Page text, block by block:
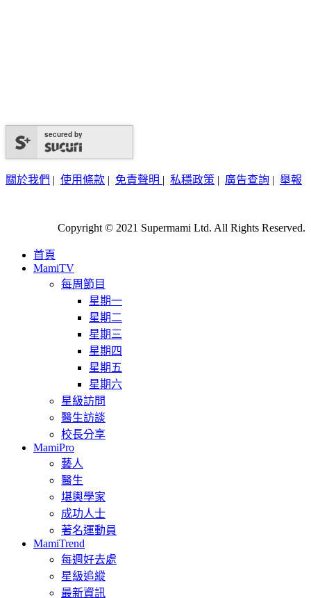
secured by
關於我們 | 使用條款 | 免責聲明 | 私穩政策 | 廣告查詢 | 舉報
Copyright © 2021 Supermami Ltd. All Rights Reserved.
首頁
MamiTV
每周節目
星期一
星期二
星期三
星期四
星期五
星期六
星級訪問
醫生訪談
校長分享
MamiPro
藝人
醫生
堪輿學家
成功人士
著名運動員
MamiTrend
每週好去處
星級追縱
最新資訊